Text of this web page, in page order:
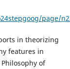
page/
in theorizing
features in
of